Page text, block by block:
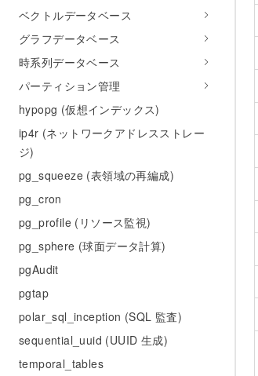
ベクトルデータベース
グラフデータベース
時系列データベース
パーティション管理
hypopg (仮想インデックス)
ip4r (ネットワークアドレスストレー
ジ)
pg_squeeze (表領域の再編成)
pg_cron
pg_profile (リソース監視)
pg_sphere (球面データ計算)
pgAudit
pgtap
polar_sql_inception (SQL 監査)
sequential_uuid (UUID 生成)
temporal_tables